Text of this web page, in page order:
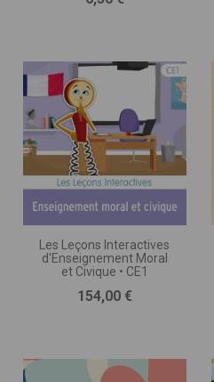
Les Leçons Interactives
d'Enseignement Moral
et Civique • CE1
Prix
154,00 €